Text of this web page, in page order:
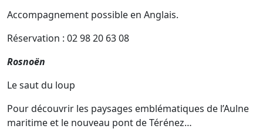
Accompagnement possible en Anglais.
Réservation : 02 98 20 63 08
Rosnoën
Le saut du loup
Pour découvrir les paysages emblématiques de l’Aulne
maritime et le nouveau pont de Térénez…